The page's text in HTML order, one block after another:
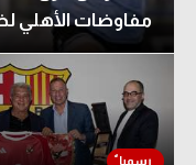
مفاوضات الأهلي